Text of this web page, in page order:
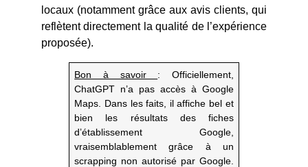
locaux (notamment grâce aux avis clients, qui
reflètent directement la qualité de l’expérience
proposée).
Bon à savoir : Officiellement,
ChatGPT n’a pas accès à Google
Maps. Dans les faits, il affiche bel et
bien les résultats des fiches
d’établissement Google,
vraisemblablement grâce à un
scrapping non autorisé par Google.